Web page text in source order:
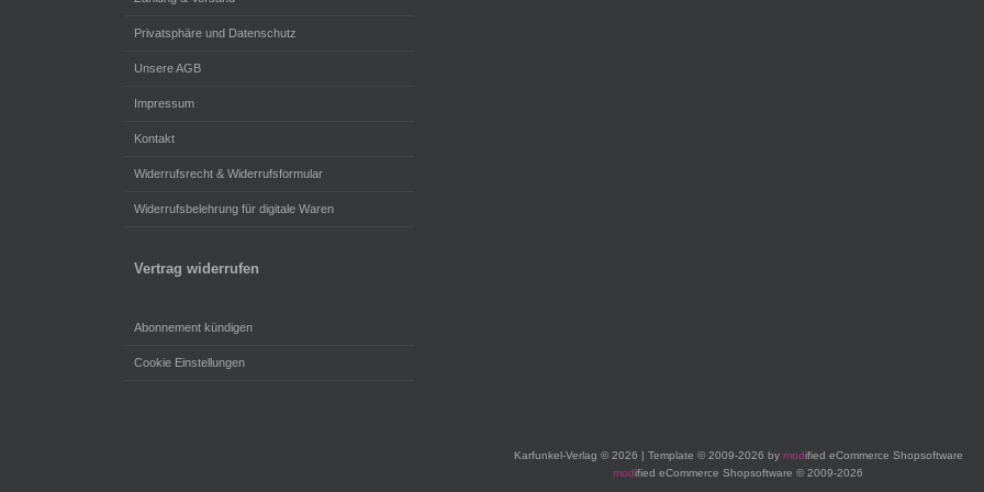
Privatsphäre und Datenschutz
Unsere AGB
Impressum
Kontakt
Widerrufsrecht & Widerrufsformular
Widerrufsbelehrung für digitale Waren
Vertrag widerrufen
Abonnement kündigen
Cookie Einstellungen
Karfunkel-Verlag © 2026 | Template © 2009-2026 by modified eCommerce Shopsoftware
modified eCommerce Shopsoftware © 2009-2026